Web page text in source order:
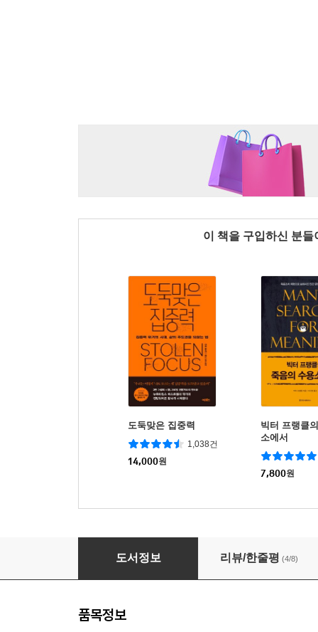
이 책을 구입하신 분
도둑맞은 집중력
1,038건
14,000원
빅터 프랭클
소에서
7,800원
도서정보 리뷰/한줄평 (4/8)
품목정보